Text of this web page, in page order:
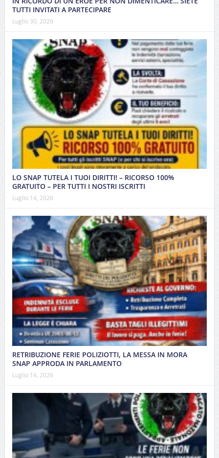
TUTTI INVITATI A PARTECIPARE
Luglio 30, 2026
LO SNAP TUTELA I TUOI DIRITTI! – RICORSO 100%
GRATUITO – PER TUTTI I NOSTRI ISCRITTI
Luglio 14, 2026
RETRIBUZIONE FERIE POLIZIOTTI, LA MESSA IN MORA
SNAP APPRODA IN PARLAMENTO
Luglio 14, 2026